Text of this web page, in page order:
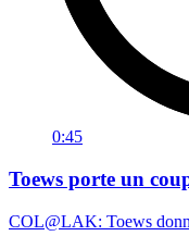
0:45
Toews porte un
COL@LAK: Toews